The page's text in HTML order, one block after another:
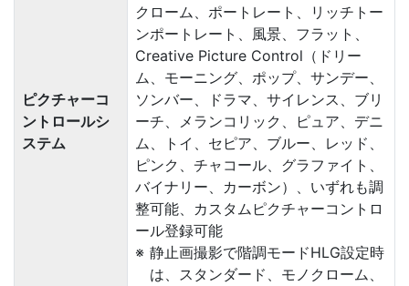
ピクチャーコ
ントロールシ
ステム
クローム、ポートレート、リッチトー
ンポートレート、風景、フラット、
Creative Picture Control（ドリー
ム、モーニング、ポップ、サンデー、
ソンバー、ドラマ、サイレンス、ブリ
ーチ、メランコリック、ピュア、デニ
ム、トイ、セピア、ブルー、レッド、
ピンク、チャコール、グラファイト、
バイナリー、カーボン）、いずれも調
整可能、カスタムピクチャーコントロ
ール登録可能
静止画撮影で階調モードHLG設定時
は、スタンダード、モノクローム、